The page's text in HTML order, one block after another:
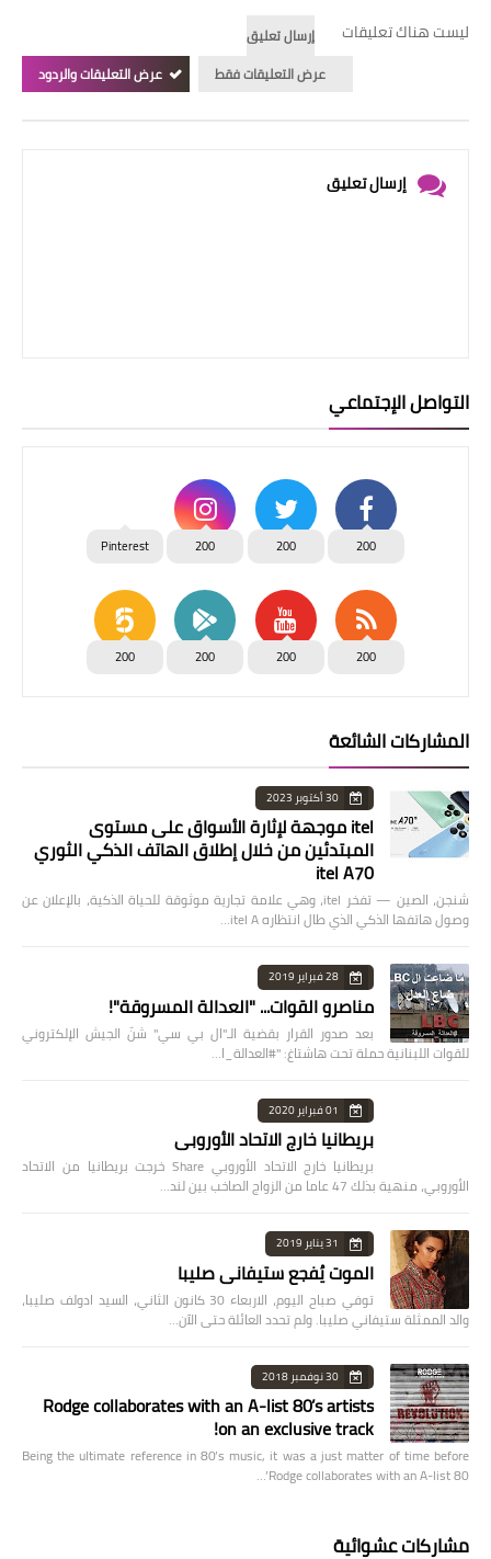
ليست هناك تعليقات
إرسال تعليق
عرض التعليقات فقط
عرض التعليقات والردود
إرسال تعليق
التواصل الإجتماعي
200
200
200
Pinterest
200
200
200
200
المشاركات الشائعة
30 أكتوبر 2023
itel موجهة لإثارة الأسواق على مستوى
المبتدئين من خلال إطلاق الهاتف الذكي الثوري
itel A70
شنجن، الصين — تفخر itel، وهي علامة تجارية موثوقة للحياة الذكية، بالإعلان عن
وصول هاتفها الذكي الذي طال انتظاره itel A…
28 فبراير 2019
مناصرو القوات... "العدالة المسروقة"!
بعد صدور القرار بقضية الـ"ال بي سي" شنّ الجيش الإلكتروني
للقوات اللبنانية حملة تحت هاشتاغ: "#العدالة_ا…
01 فبراير 2020
بريطانيا خارج الاتحاد الأوروبي
بريطانيا خارج الاتحاد الأوروبي Share خرجت بريطانيا من الاتحاد
الأوروبي، منهية بذلك 47 عاما من الزواج الصاخب بين لند…
31 يناير 2019
الموت يُفجع ستيفاني صليبا
توفي صباح اليوم، الاربعاء 30 كانون الثاني، السيد ادولف صليبا،
والد الممثلة ستيفاني صليبا. ولم تحدد العائلة حتى الآن…
30 نوفمبر 2018
Rodge collaborates with an A-list 80’s artists
on an exclusive track!
Being the ultimate reference in 80’s music, it was a just matter of time before
Rodge collaborates with an A-list 80’…
مشاركات عشوائية